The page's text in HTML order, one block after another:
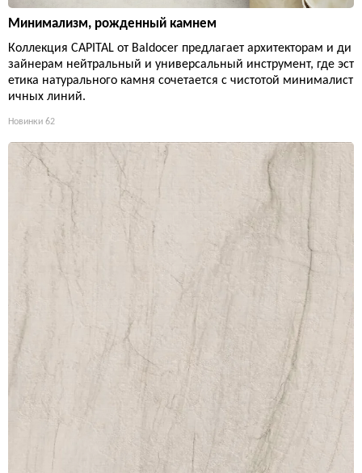
Минимализм, рожденный камнем
Коллекция CAPITAL от Baldocer предлагает архитекторам и ди
зайнерам нейтральный и универсальный инструмент, где эст
етика натурального камня сочетается с чистотой минималист
ичных линий.
Новинки 62